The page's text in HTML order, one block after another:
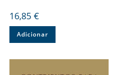
16,85 €
Adicionar